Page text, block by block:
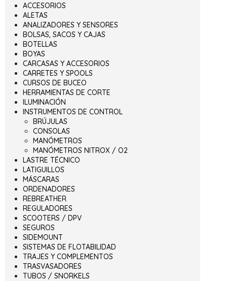
ACCESORIOS
ALETAS
ANALIZADORES Y SENSORES
BOLSAS, SACOS Y CAJAS
BOTELLAS
BOYAS
CARCASAS Y ACCESORIOS
CARRETES Y SPOOLS
CURSOS DE BUCEO
HERRAMIENTAS DE CORTE
ILUMINACIÓN
INSTRUMENTOS DE CONTROL
BRÚJULAS
CONSOLAS
MANÓMETROS
MANÓMETROS NITROX / O2
LASTRE TÉCNICO
LATIGUILLOS
MÁSCARAS
ORDENADORES
REBREATHER
REGULADORES
SCOOTERS / DPV
SEGUROS
SIDEMOUNT
SISTEMAS DE FLOTABILIDAD
TRAJES Y COMPLEMENTOS
TRASVASADORES
TUBOS / SNORKELS